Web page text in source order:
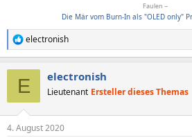
Faulen ~
Die Mär vom Burn-In als "OLED only"
R
e
e
electronish
E electronish
Lieutenant Ersteller dieses Themas
4. August 2020